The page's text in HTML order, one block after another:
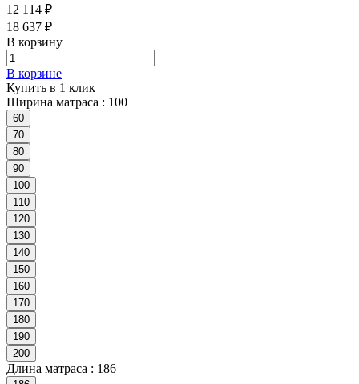
12 114 ₽
18 637 ₽
В корзину
В корзине
Купить в 1 клик
Ширина матраса : 100
60
70
80
90
100
110
120
130
140
150
160
170
180
190
200
Длина матраса : 186